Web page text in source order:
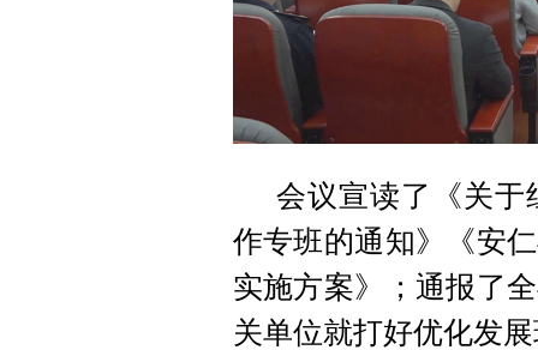
会议宣读了《关于
作专班的通知》《安
实施方案》；通报了
关单位就打好优化发